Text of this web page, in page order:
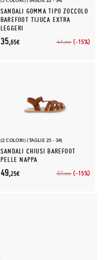
SANDALI GOMMA TIPO ZOCCOLO
BAREFOOT TIJUCA EXTRA
LEGGERI
41,95€ (-15%)
35,65€
(2 COLORI) (TAGLIE 25 - 34)
SANDALI CHIUSI BAREFOOT
PELLE NAPPA
57,95€ (-15%)
49,25€